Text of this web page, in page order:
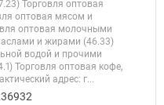
Торговля оптовая
оптовая мясом и
оптовая молочными
и жирами (46.33)
водой и прочими
Торговля оптовая кофе,
адрес: г...